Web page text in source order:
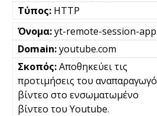
HTTP
yt-remote-session-app
youtube.com
Αποθηκεύει τις
προτιμήσεις του αναπαραγωγό
βίντεο στο ενσωματωμένο
βίντεο του Youtube.